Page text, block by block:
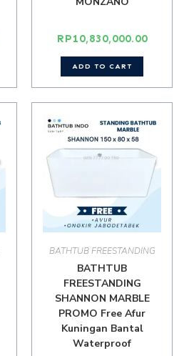
RP10,830,000.00
ADD TO CART
BATHTUB FREESTANDING
BATHTUB
FREESTANDING
SHANNON MARBLE
PROMO Free Afur
Kuningan Bantal
Waterproof